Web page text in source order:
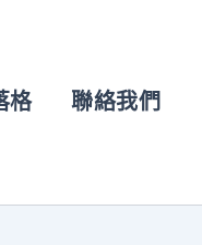
格 聯絡我們